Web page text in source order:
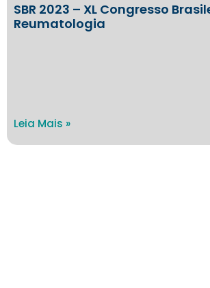
SBR 2023 – XL Congresso
Reumatologia
Leia Mais »